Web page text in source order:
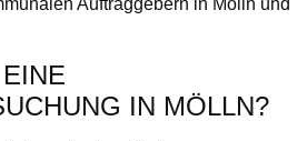
IN MÖLLN?